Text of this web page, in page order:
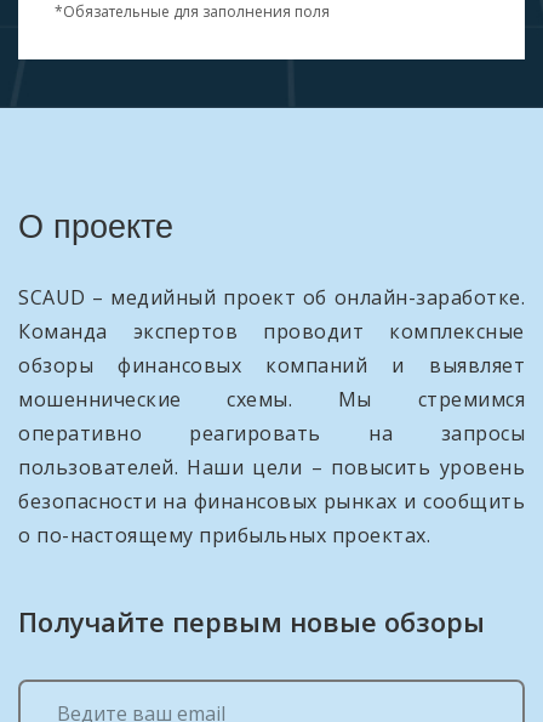
*Обязательные для заполнения поля
О проекте
SCAUD – медийный проект об онлайн-заработке.
Команда экспертов проводит комплексные
обзоры финансовых компаний и выявляет
мошеннические схемы. Мы стремимся
оперативно реагировать на запросы
пользователей. Наши цели – повысить уровень
безопасности на финансовых рынках и сообщить
о по-настоящему прибыльных проектах.
Получайте первым новые обзоры